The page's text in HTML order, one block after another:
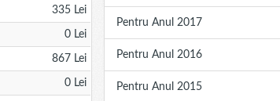
335 Lei
0 Lei
867 Lei
0 Lei
Pentru Anul 2017
Pentru Anul 2016
Pentru Anul 2015